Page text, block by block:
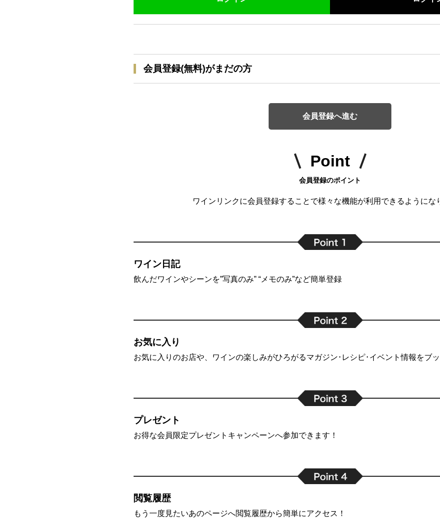
会員登録(無料)がまだの方
会員登録へ進む
Point
会員登録のポイント
ワインリンクに会員登録することで様々な機能が利用できるようにな
ワイン日記
飲んだワインやシーンを”写真のみ” “メモのみ”など簡単登録
お気に入り
お気に入りのお店や、ワインの楽しみがひろがるマガジン･レシピ･イベント情報をブ
プレゼント
お得な会員限定プレゼントキャンペーンへ参加できます！
閲覧履歴
もう一度見たいあのページへ閲覧履歴から簡単にアクセス！